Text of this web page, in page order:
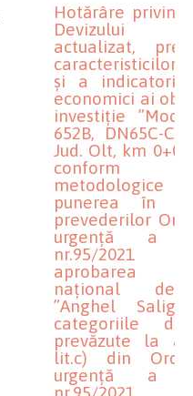
Hotărâre privind
Devizului
actualizat,
caracteristicilor
și a
economici ai
investiție
652B, DN65C-
Jud. Olt, km
conform
punerea în
prevederilor
urgență a
nr.95/
aprobarea
național de
”Anghel
categoriile
prevăzute la
lit.c) din
urgență a